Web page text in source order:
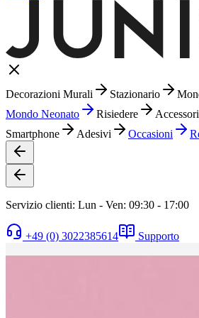
Decorazioni Murali Stazionario
Mondo Neonato
Risiedere Accessori
Smartphone
Adesivi Occasioni
Servizio clienti: Lun - Ven: 09:30 - 17:00
+49 (0) 3022385614 Supporto